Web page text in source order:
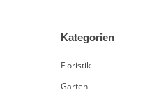
Kategorien
Floristik
Garten